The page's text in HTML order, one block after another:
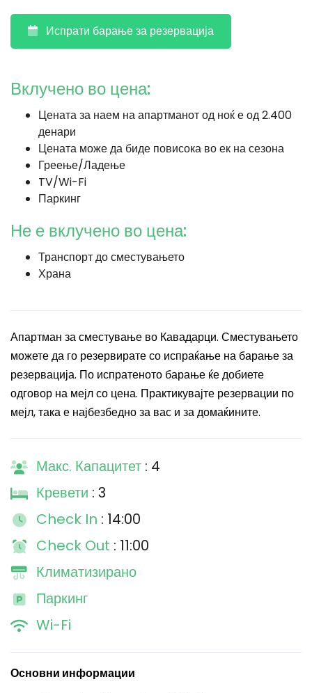
Испрати барање за резервација
Вклучено во цена:
Цената за наем на апартманот од ноќ е од 2.400
денари
Цената може да биде повисока во ек на сезона
Греење/Ладење
TV/Wi-Fi
Паркинг
Не е вклучено во цена:
Транспорт до сместувањето
Храна
Апартман за сместување во Кавадарци. Сместувањето
можете да го резервирате со испраќање на барање за
резервација. По испратеното барање ќе добиете
одговор на мејл со цена. Практикувајте резервации по
мејл, така е најбезбедно за вас и за домаќините.
Макс. Капацитет : 4
Кревети : 3
Check In : 14:00
Check Out : 11:00
Климатизирано
Паркинг
Wi-Fi
Основни информации